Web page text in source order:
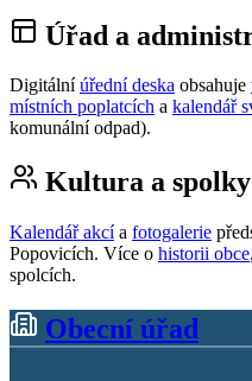
Úřad a
Digitální úřední deska obsahuje
místních poplatcích a kalendář
komunální odpad).
Kultura a spolky
Kalendář akcía fotogalerie
Popovicích. Více o historii obce,
spolcích.
Obecní úřad